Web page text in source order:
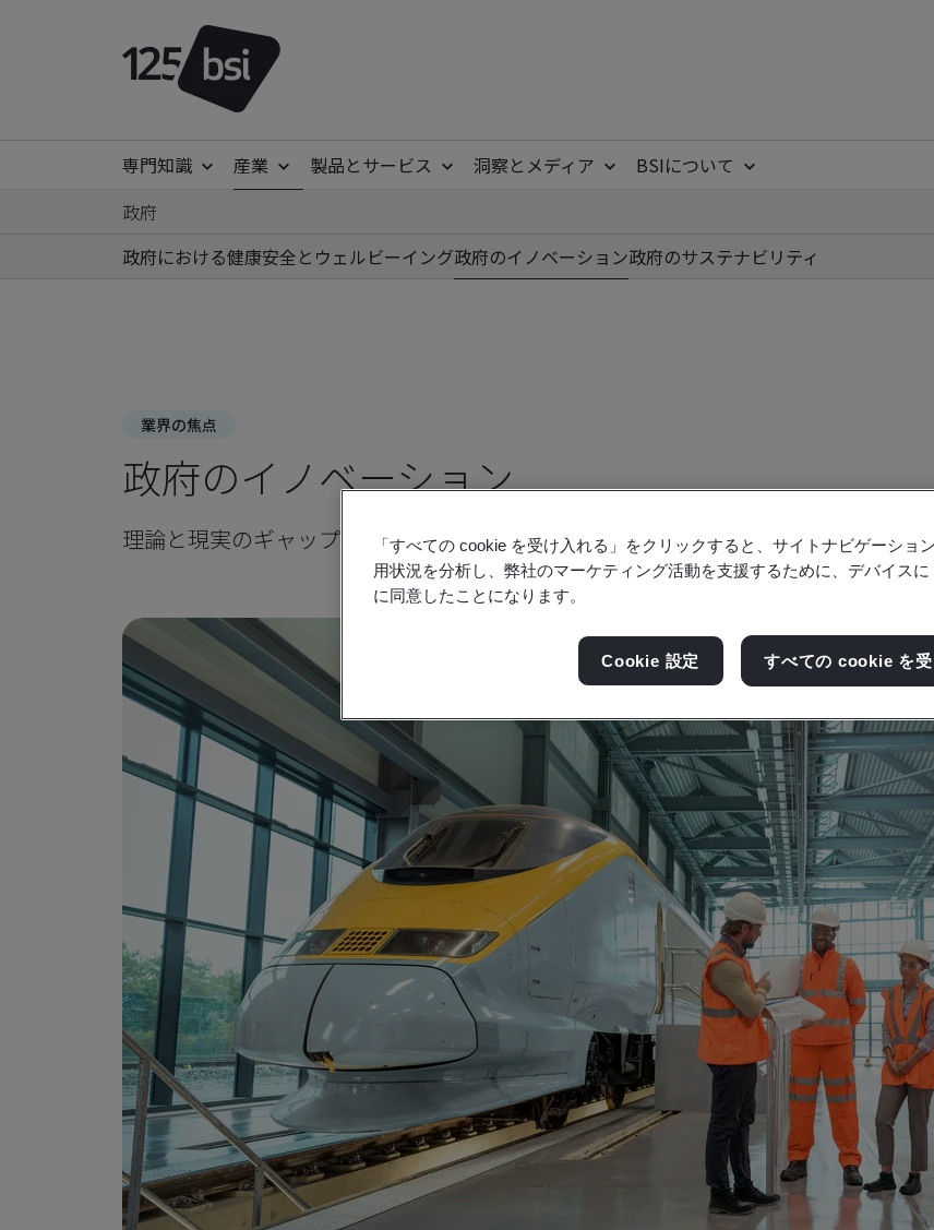
専門知識 産業 製品とサービス 洞察とメディア
BSIについて
政府
政府における健康安全とウェルビーイング政府のイノベーション政府のサステナビリティ
業界の焦点
政府のイノベーション
理論と現実のギャップを埋める規格の力を活かし、コラボレーションを通じて政府
「すべての cookie を受け入れる」をクリックすると、サイトナビゲーショ
用状況を分析し、弊社のマーケティング活動を支援するために、デバイスに
に同意したことになります。
Cookie 設定 すべての cookie を受